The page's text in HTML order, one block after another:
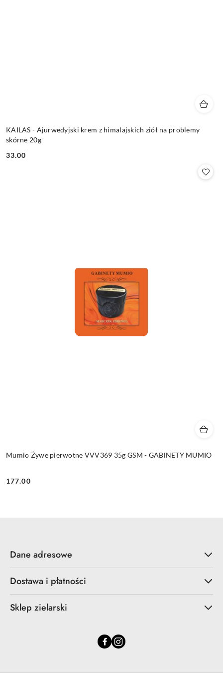
KAILAS - Ajurwedyjski krem z himalajskich ziół na problemy
skórne 20g
Cena:
33.00
Mumio Żywe pierwotne VVV369 35g GSM - GABINETY MUMIO
Cena:
177.00
Dane adresowe
Dostawa i płatności
Sklep zielarski